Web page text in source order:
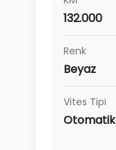
132.000
Renk
Beyaz
Vites Tipi
Otomatik